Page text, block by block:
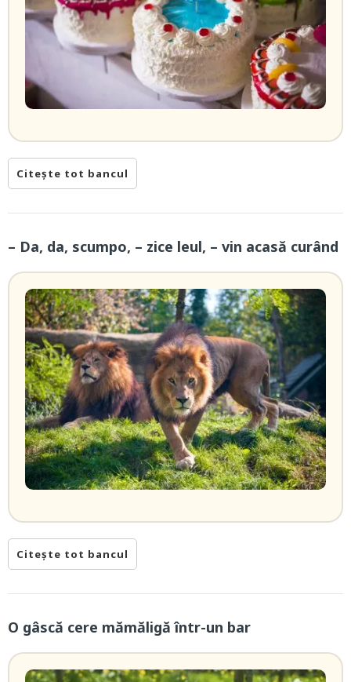
Citește tot bancul
– Da, da, scumpo, – zice leul, – vin acasă curând
Citește tot bancul
O gâscă cere mămăligă într-un bar